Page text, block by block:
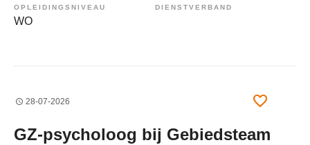
OPLEIDINGSNIVEAU
WO
DIENSTVERBAND
28-07-2026
GZ-psycholoog bij Gebiedsteam